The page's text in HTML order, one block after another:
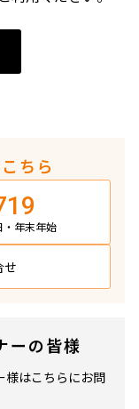
ちら
年末年始
せ
ーの皆様
様はこちらにお問